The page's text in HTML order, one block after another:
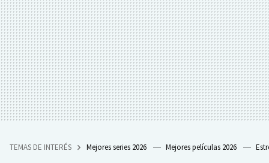
TEMAS DE INTERÉS Mejores series 2026 Mejores películas 2026